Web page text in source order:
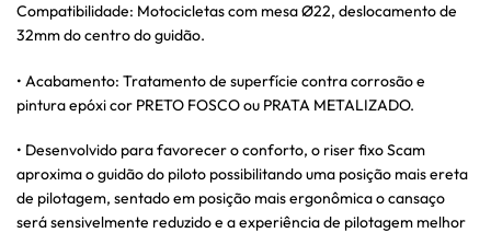
Compatibilidade: Motocicletas com mesa Ø22, deslocamento de
32mm do centro do guidão.
• Acabamento: Tratamento de superfície contra corrosão e
pintura epóxi cor PRETO FOSCO ou PRATA METALIZADO.
• Desenvolvido para favorecer o conforto, o riser fixo Scam
aproxima o guidão do piloto possibilitando uma posição mais ereta
de pilotagem, sentado em posição mais ergonômica o cansaço
será sensivelmente reduzido e a experiência de pilotagem melhor